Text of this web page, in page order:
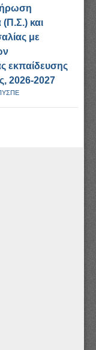
και
με
εκπαίδευσης
2026-2027